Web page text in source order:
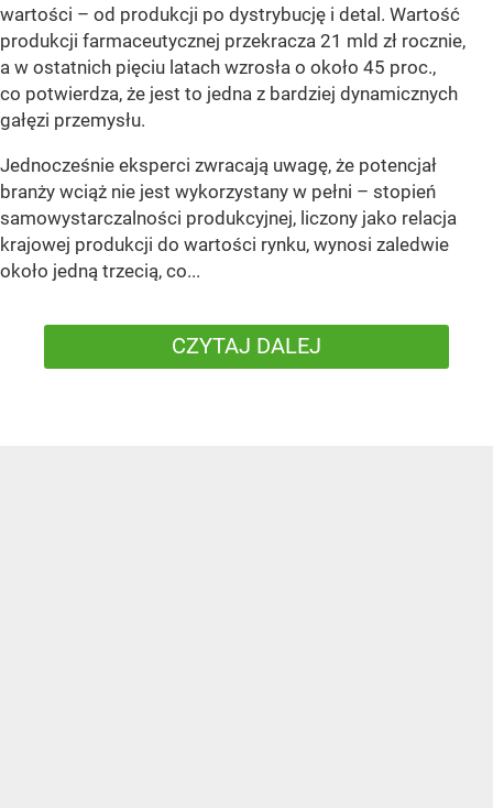
wartości – od produkcji po dystrybucję i detal. Wartość
produkcji farmaceutycznej przekracza 21 mld zł rocznie,
a w ostatnich pięciu latach wzrosła o około 45 proc.,
co potwierdza, że jest to jedna z bardziej dynamicznych
gałęzi przemysłu.
Jednocześnie eksperci zwracają uwagę, że potencjał
branży wciąż nie jest wykorzystany w pełni – stopień
samowystarczalności produkcyjnej, liczony jako relacja
krajowej produkcji do wartości rynku, wynosi zaledwie
około jedną trzecią, co...
CZYTAJ DALEJ